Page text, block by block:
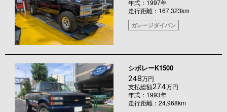
年式：1997年
走行距離：167,323km
ガレージダイバン
シボレーK1500
248万円
支払総額274万円
年式：1993年
走行距離：24,968km